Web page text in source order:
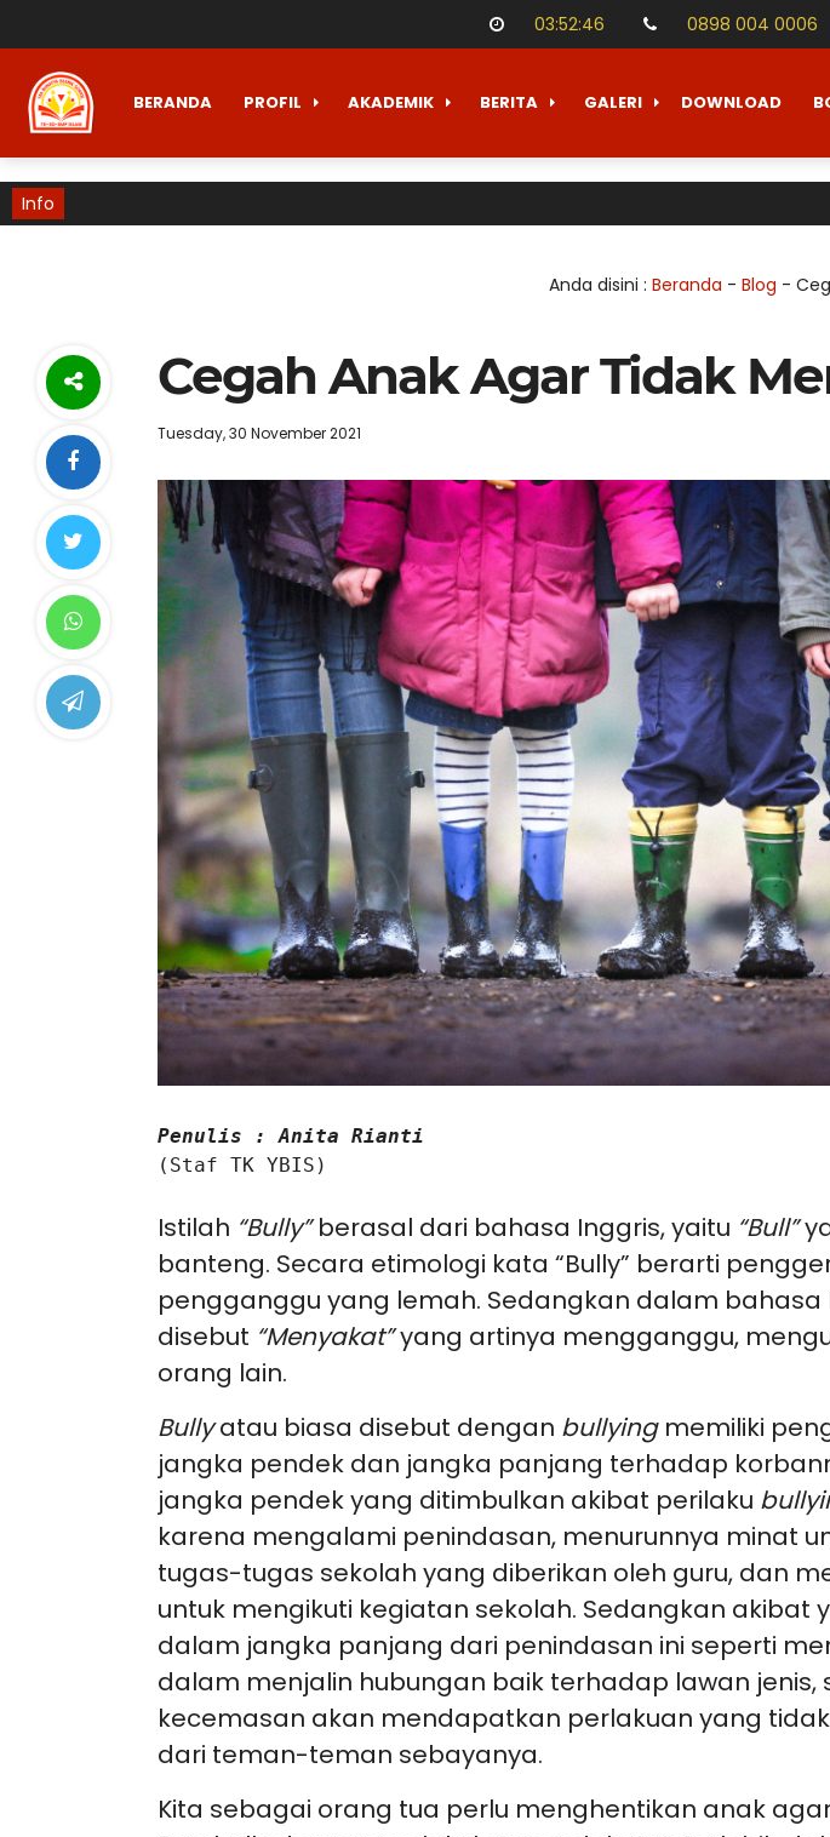
03:52:47 0898 004 0006
BERANDA PROFIL AKADEMIK BERITA GALERI DOWNLOAD
Info
Anda disini : Beranda - Blog -
Cegah Anak Agar Tidak
Tuesday, 30 November 2021
Penulis : Anita Rianti
(Staf TK YBIS)
Istilah “Bully”berasal dari bahasa Inggris, yaitu “Bull”
banteng. Secara etimologi kata “Bully” berarti
pengganggu yang lemah. Sedangkan dalam bahasa
disebut “Menyakat”yang artinya mengganggu,
orang lain.
Bullyatau biasa disebut dengan bullyingmemiliki
jangka pendek dan jangka panjang terhadap
jangka pendek yang ditimbulkan akibat perilaku
karena mengalami penindasan, menurunnya minat
tugas-tugas sekolah yang diberikan oleh guru, dan
untuk mengikuti kegiatan sekolah. Sedangkan akibat
dalam jangka panjang dari penindasan ini seperti
dalam menjalin hubungan baik terhadap lawan jenis,
kecemasan akan mendapatkan perlakuan yang
dari teman-teman sebayanya.
Kita sebagai orang tua perlu menghentikan anak